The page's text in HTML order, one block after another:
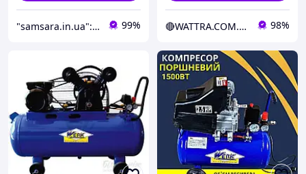
"samsara.in.ua": Інтернет-магазин інструментів, садової та побутової техніки 99% 🔴WATTRA.COM.UA - справа техніки... 98%